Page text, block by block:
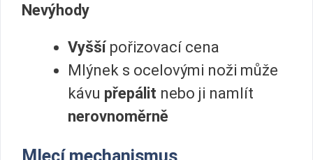
Nevýhody
Vyšší pořizovací cena
Mlýnek s ocelovými noži může
kávu přepálit nebo ji namlít
nerovnoměrně